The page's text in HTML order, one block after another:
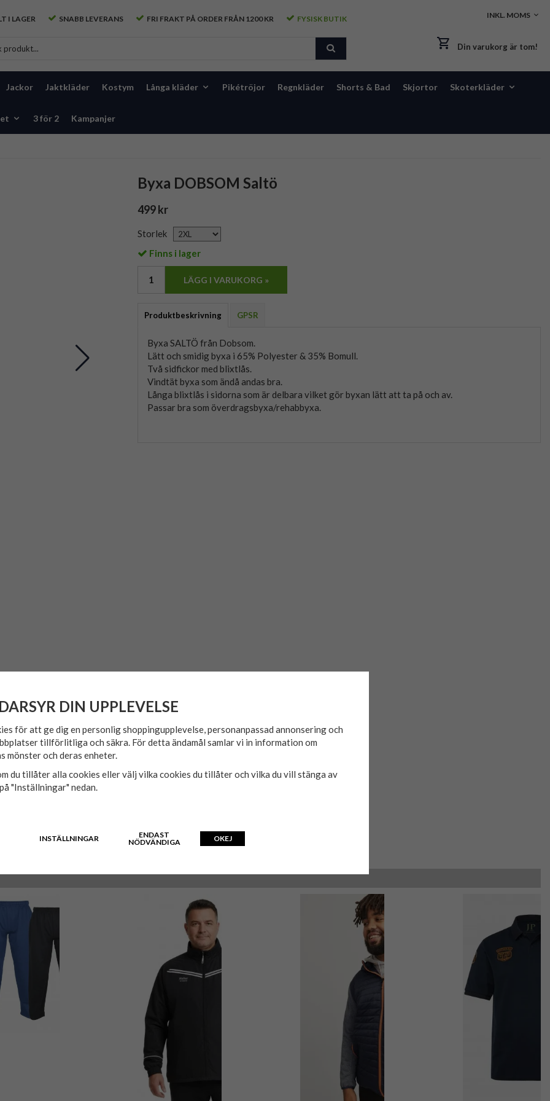
I LAGER SNABB LEVERANS FRI FRAKT PÅ ORDER FRÅN 1200 KR FYSISK BUTIK
Din varukorg är tom!
Jackor Jaktkläder Kostym Långa kläder Pikétröjor Regnkläder Shorts & Bad Skjortor Skoterkläder
3 för 2 Kampanjer
Byxa DOBSOM Saltö
499 kr
Storlek
Finns i lager
LÄGG I VARUKORG »
Produktbeskrivning GPSR
Byxa SALTÖ från Dobsom.
Lätt och smidig byxa i 65% Polyester & 35% Bomull.
Två sidfickor med blixtlås.
Vindtät byxa som ändå andas bra.
Långa blixtlås i sidorna som är delbara vilket gör byxan lätt att ta på och av.
Passar bra som överdragsbyxa/rehabbyxa.
DIN UPPLEVELSE
för att ge dig en personlig shoppingupplevelse, personanpassad annonsering och
tillförlitliga och säkra. För detta ändamål samlar vi in information om
mönster och deras enheter.
du tillåter alla cookies eller välj vilka cookies du tillåter och vilka du vill stänga av
"Inställningar" nedan.
INSTÄLLNINGAR
ENDAST
NÖDVÄNDIGA
OKEJ